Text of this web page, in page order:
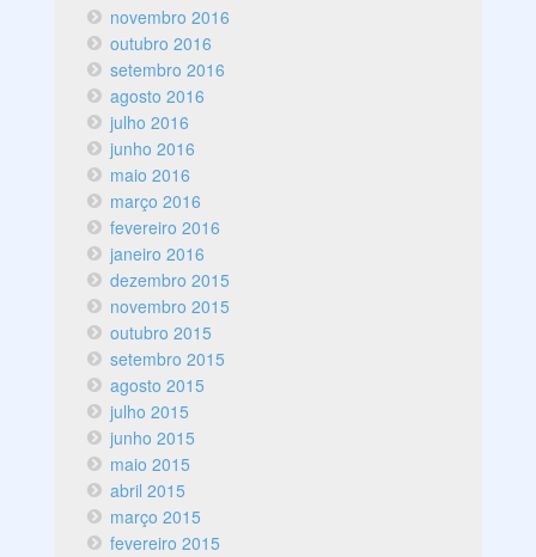
novembro 2016
outubro 2016
setembro 2016
agosto 2016
julho 2016
junho 2016
maio 2016
março 2016
fevereiro 2016
janeiro 2016
dezembro 2015
novembro 2015
outubro 2015
setembro 2015
agosto 2015
julho 2015
junho 2015
maio 2015
abril 2015
março 2015
fevereiro 2015